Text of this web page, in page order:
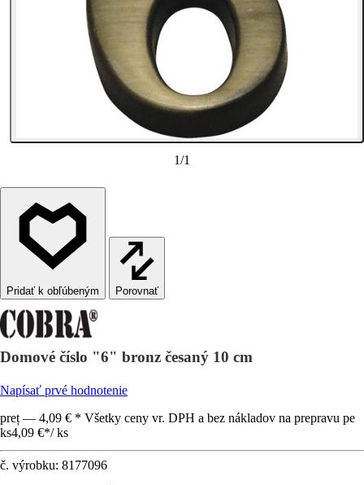
1/1
Porovnať
Domové číslo "6" bronz česaný 10 cm
Napísať prvé hodnotenie
preț — 4,09 € * Všetky ceny vr. DPH a bez nákladov na prepravu pe
ks4,09 €*/ ks
č. výrobku: 8177096